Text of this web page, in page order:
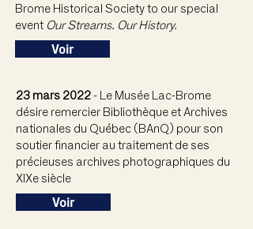
23 mars 2022- Le Musée Lac-Brome
désire remercier Bibliothèque et Archives
nationales du Québec (BAnQ) pour son
soutier financier au traitement de ses
précieuses archives photographiques du
XIXe siècle
Voir
Brome Historical Society to our special
event Our Streams. Our History.
Voir